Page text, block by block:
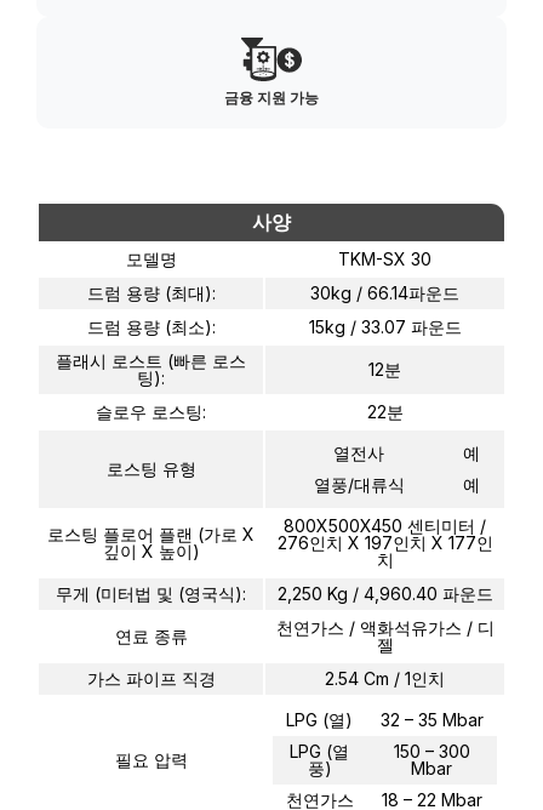
금융 지원 가능
사양
모델명
TKM-SX 30
드럼 용량 (최대):
30kg / 66.14파운드
드럼 용량 (최소):
15kg / 33.07 파운드
플래시 로스트 (빠른 로스
팅):
12분
슬로우 로스팅: 22분
로스팅 유형
열전사
예
열풍/대류식
예
로스팅 플로어 플랜 (가로 X
깊이 X 높이)
800X500X450 센티미터 /
276인치 X 197인치 X 177인
치
무게 (미터법 및 (영국식):
2,250 Kg / 4,960.40 파운드
연료 종류
천연가스 / 액화석유가스 / 디
젤
가스 파이프 직경
2.54 Cm / 1인치
필요 압력
LPG (열)
32 – 35 Mbar
LPG (열
풍)
150 – 300
Mbar
천연가스
18 – 22 Mbar